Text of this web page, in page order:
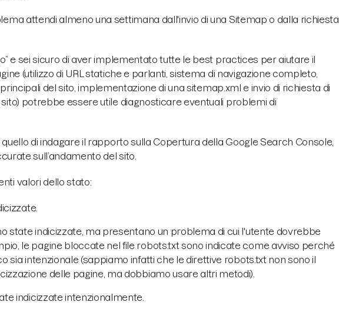
attendi almeno una settimana dall'invio di una Sitemap o dalla richiesta
e sei sicuro di aver implementato tutte le best practices per aiutare il
(utilizzo di URL statiche e parlanti, sistema di navigazione completo,
del sito, implementazione di una sitemap.xml e invio di richiesta di
potrebbe essere utile diagnosticare eventuali problemi di
di indagare il rapporto sulla Copertura della Google Search Console,
sull’andamento del sito.
valori dello stato:
state indicizzate, ma presentano un problema di cui l'utente dovrebbe
le pagine bloccate nel file robots.txt sono indicate come avviso perché
sia intenzionale (sappiamo infatti che le direttive robots.txt non sono il
delle pagine, ma dobbiamo usare altri metodi).
indicizzate intenzionalmente.